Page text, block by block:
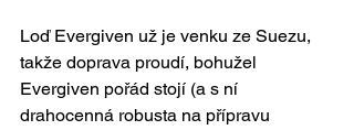
Loď Evergiven už je venku ze Suezu,
takže doprava proudí, bohužel
Evergiven pořád stojí (a s ní
drahocenná robusta na přípravu